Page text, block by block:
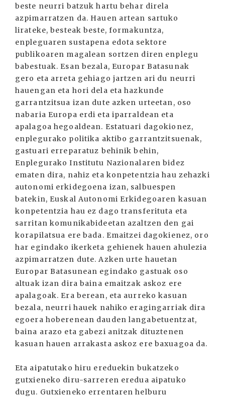
beste neurri batzuk hartu behar direla
azpimarratzen da. Hauen artean sartuko
lirateke, besteak beste, formakuntza,
enpleguaren sustapena edota sektore
publikoaren magalean sortzen diren enplegu
babestuak. Esan bezala, Europar Batasunak
gero eta arreta gehiago jartzen ari du neurri
hauengan eta hori dela eta hazkunde
garrantzitsua izan dute azken urteetan, oso
nabaria Europa erdi eta iparraldean eta
apalagoa hegoaldean. Estatuari dagokionez,
enplegurako politika aktibo garrantzitsuenak,
gastuari erreparatuz behinik behin,
Enplegurako Institutu Nazionalaren bidez
ematen dira, nahiz eta konpetentzia hau zehazki
autonomi erkidegoena izan, salbuespen
batekin, Euskal Autonomi Erkidegoaren kasuan
konpetentzia hau ez dago transferituta eta
sarritan komunikabideetan azaltzen den gai
korapilatsua ere bada. Emaitzei dagokienez, oro
har egindako ikerketa gehienek hauen ahulezia
azpimarratzen dute. Azken urte hauetan
Europar Batasunean egindako gastuak oso
altuak izan dira baina emaitzak askoz ere
apalagoak. Era berean, eta aurreko kasuan
bezala, neurri hauek nahiko eragingarriak dira
egoera hoberenean dauden langabetuentzat,
baina arazo eta gabezi anitzak dituztenen
kasuan hauen arrakasta askoz ere baxuagoa da.
Eta aipatutako hiru ereduekin bukatzeko
gutxieneko diru-sarreren eredua aipatuko
dugu. Gutxieneko errentaren helburu